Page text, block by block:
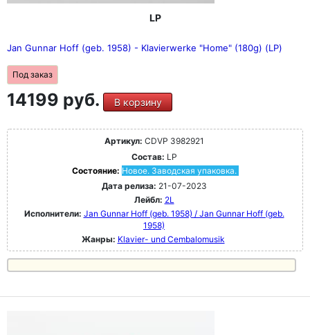
LP
Jan Gunnar Hoff (geb. 1958) - Klavierwerke "Home" (180g) (LP)
Под заказ
14199 руб. В корзину
Артикул: CDVP 3982921
Состав: LP
Состояние: Новое. Заводская упаковка.
Дата релиза: 21-07-2023
Лейбл: 2L
Исполнители: Jan Gunnar Hoff (geb. 1958) / Jan Gunnar Hoff (geb.
1958)
Жанры: Klavier- und Cembalomusik